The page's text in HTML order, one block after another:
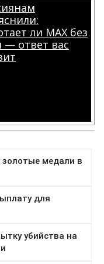
ли MAX без
— ответ вас